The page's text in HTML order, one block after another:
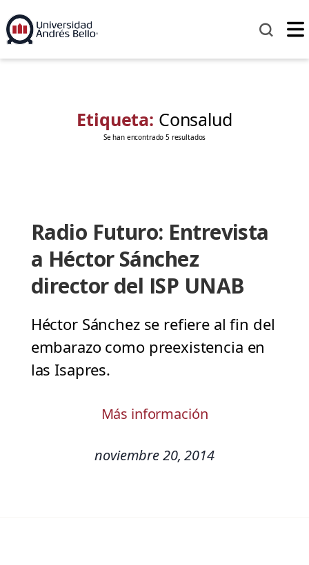
Etiqueta: Consalud
Se han encontrado 5 resultados
Radio Futuro: Entrevista
a Héctor Sánchez
director del ISP UNAB
Héctor Sánchez se refiere al fin del
embarazo como preexistencia en
las Isapres.
Más información
noviembre 20, 2014